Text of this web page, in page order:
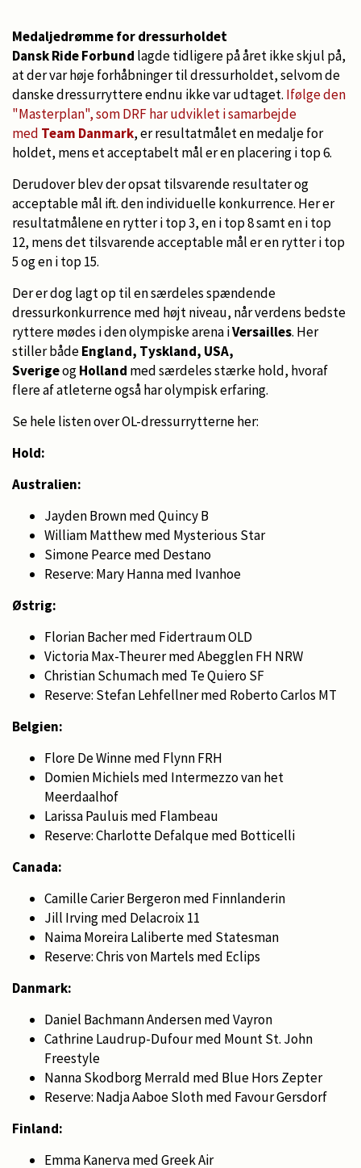
Medaljedrømme for dressurholdet
Dansk Ride Forbund lagde tidligere på året ikke skjul på,
at der var høje forhåbninger til dressurholdet, selvom de
danske dressurryttere endnu ikke var udtaget. Ifølge den
"Masterplan", som DRF har udviklet i samarbejde
med Team Danmark, er resultatmålet en medalje for
holdet, mens et acceptabelt mål er en placering i top 6.
Derudover blev der opsat tilsvarende resultater og
acceptable mål ift. den individuelle konkurrence. Her er
resultatmålene en rytter i top 3, en i top 8 samt en i top
12, mens det tilsvarende acceptable mål er en rytter i top
5 og en i top 15.
Der er dog lagt op til en særdeles spændende
dressurkonkurrence med højt niveau, når verdens bedste
ryttere mødes i den olympiske arena iVersailles. Her
stiller bådeEngland, Tyskland, USA,
SverigeogHolland med særdeles stærke hold, hvoraf
flere af atleterne også har olympisk erfaring.
Se hele listen over OL-dressurrytterne her:
Hold:
Australien:
Jayden Brown med Quincy B
William Matthew med Mysterious Star
Simone Pearce med Destano
Reserve: Mary Hanna med Ivanhoe
Østrig:
Florian Bacher med Fidertraum OLD
Victoria Max-Theurer med Abegglen FH NRW
Christian Schumach med Te Quiero SF
Reserve: Stefan Lehfellner med Roberto Carlos MT
Belgien:
Flore De Winne med Flynn FRH
Domien Michiels med Intermezzo van het
Meerdaalhof
Larissa Pauluis med Flambeau
Reserve: Charlotte Defalque med Botticelli
Canada:
Camille Carier Bergeron med Finnlanderin
Jill Irving med Delacroix 11
Naima Moreira Laliberte med Statesman
Reserve: Chris von Martels med Eclips
Danmark:
Daniel Bachmann Andersen med Vayron
Cathrine Laudrup-Dufour med Mount St. John
Freestyle
Nanna Skodborg Merrald med Blue Hors Zepter
Reserve: Nadja Aaboe Sloth med Favour Gersdorf
Finland:
Emma Kanerva med Greek Air